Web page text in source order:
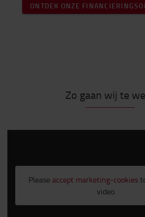
ONTDEK ONZE
Zo gaan wij te
Please accept marketing-cookies
video.